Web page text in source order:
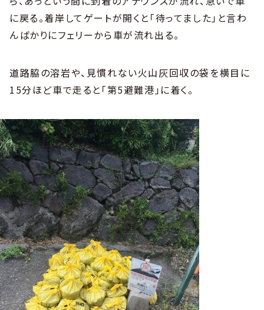
に戻る。着岸してゲートが開くと「待ってました」と言わ
んばかりにフェリーから車が流れ出る。
道路脇の溶岩や、見慣れない火山灰回収の袋を横目に
15分ほど車で走ると「第5避難港」に着く。